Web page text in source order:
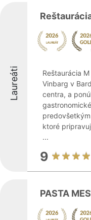
Laureáti
Reštaurácia
Vinbarg v
centra, a
ktoré
...
9
PASTA